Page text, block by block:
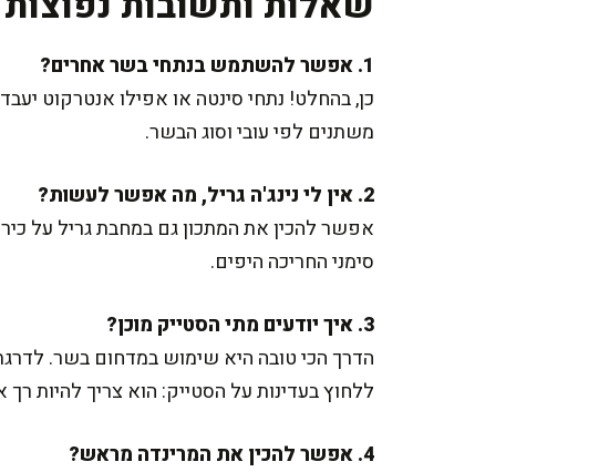
1. אפשר להשתמש בנתחי בשר אחרים?
כן, בהחלט! נתחי סינטה או אפילו אנטרקוט
משתנים לפי עובי וסוג הבשר.
2. אין לי נינג'ה גריל, מה אפשר לעשות?
אפשר להכין את המתכון גם במחבת גריל על
סימני החריכה היפים.
3. איך יודעים מתי הסטייק מוכן?
ללחוץ בעדינות על הסטייק: הוא צריך להיות
4. אפשר להכין את המרינדה מראש?